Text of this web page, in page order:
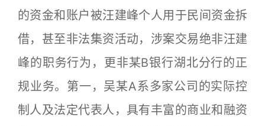
的资金和账户被汪建峰个人用于民间资金拆
借，甚至非法集资活动，涉案交易绝非汪建
峰的职务行为，更非某B银行湖北分行的正
规业务。第一，吴某A系多家公司的实际控
制人及法定代表人，具有丰富的商业和融资